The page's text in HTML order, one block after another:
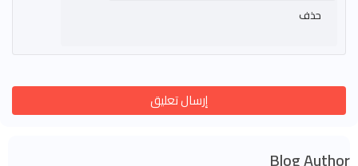
حذف
إرسال تعليق
Blog Author